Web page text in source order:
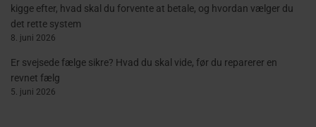
kigge efter, hvad skal du forvente at betale, og hvordan vælger du
det rette system
8. juni 2026
Er svejsede fælge sikre? Hvad du skal vide, før du reparerer en
revnet fælg
5. juni 2026